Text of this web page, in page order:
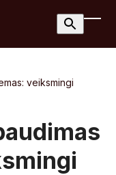
veiksmingi